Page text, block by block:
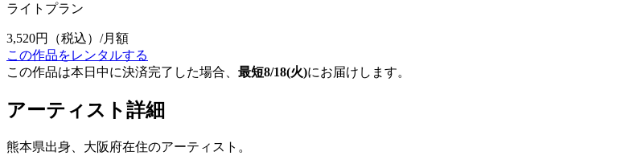
ライトプラン
3,520円
（税込）/月額
この作品をレンタルする
この作品は本日中に決済完了した場合、 最短8/18(火)にお届けします。
アーティスト詳細
熊本県出身、大阪府在住のアーティスト。